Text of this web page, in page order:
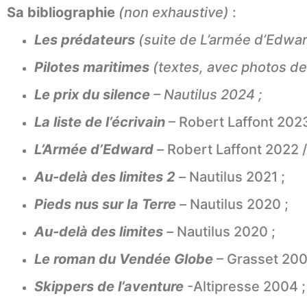
Sa bibliographie (non exhaustive) :
Les prédateurs (suite de L’armée
Pilotes maritimes (textes, avec photos
Le prix du silence –Nautilus 2024 ;
La liste de l’écrivain – Robert Laffont
L’Armée d’Edward – Robert Laffont 2022
Au-delà des limites 2 – Nautilus 2021 ;
Pieds nus sur la Terre – Nautilus 2020 ;
Au-delà des limites – Nautilus 2020 ;
Le roman du Vendée Globe – Grasset
Skippers de l’aventure -Altipresse 2004 ;